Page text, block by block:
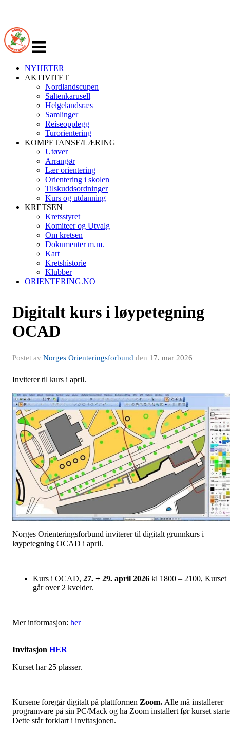
navigasjon
NYHETER
AKTIVITET
Nordlandscupen
Saltenkarusell
Helgelandsræs
Samlinger
Reiseopplegg
Turorientering
KOMPETANSE/LÆRING
Utøver
Arrangør
Lær orientering
Orientering i skolen
Tilskuddsordninger
Kurs og utdanning
KRETSEN
Kretsstyret
Komiteer og Utvalg
Om kretsen
Dokumenter m.m.
Kart
Kretshistorie
Klubber
ORIENTERING.NO
Digitalt kurs i løypetegning
OCAD
Postet av Norges Orienteringsforbund den 17. mar 2026
Inviterer til kurs i april.
Norges Orienteringsforbund inviterer til digitalt grunnkurs i
løypetegning OCAD i april.
Kurs i OCAD, 27. + 29. april 2026 kl 1800 – 2100, Kurset
går over 2 kvelder.
Mer informasjon: her
Invitasjon HER
Kurset har 25 plasser.
Kursene foregår digitalt på plattformen Zoom. Alle må installerer
programvare på sin PC/Mack og ha Zoom installert før kurset
Dette står forklart i invitasjonen.